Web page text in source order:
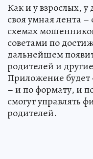
Как и у взрослых,
своя умная лента
схемах
советами по
дальнейшем
родителей и
Приложение будет
– и по формату, и
смогут управлять
родителей.